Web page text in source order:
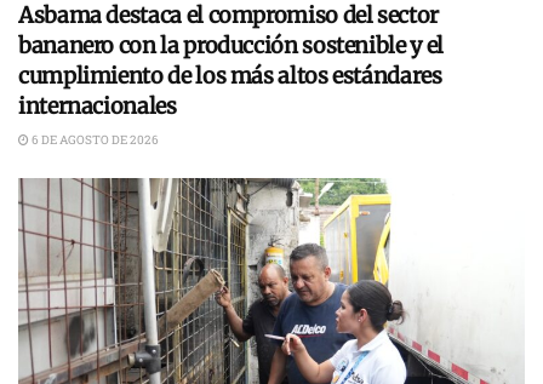
Asbama destaca el compromiso del sector
bananero con la producción sostenible y el
cumplimiento de los más altos estándares
internacionales
6 DE AGOSTO DE 2026